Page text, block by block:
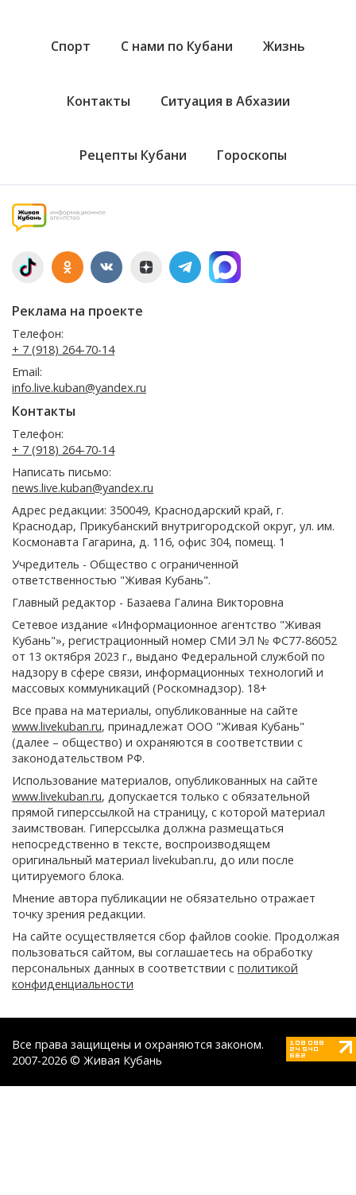
Спорт С нами по Кубани Жизнь
Контакты Ситуация в Абхазии
Рецепты Кубани Гороскопы
Реклама на проекте
Телефон:
+ 7 (918) 264-70-14
Email:
info.live.kuban@yandex.ru
Контакты
Телефон:
+ 7 (918) 264-70-14
Написать письмо:
news.live.kuban@yandex.ru
Адрес редакции: 350049, Краснодарский край, г.
Краснодар, Прикубанский внутригородской округ, ул. им.
Космонавта Гагарина, д. 116, офис 304, помещ. 1
Учредитель - Общество с ограниченной
ответственностью "Живая Кубань".
Главный редактор - Базаева Галина Викторовна
Сетевое издание «Информационное агентство "Живая
Кубань"», регистрационный номер СМИ ЭЛ № ФС77-86052
от 13 октября 2023 г., выдано Федеральной службой по
надзору в сфере связи, информационных технологий и
массовых коммуникаций (Роскомнадзор). 18+
Все права на материалы, опубликованные на сайте
www.livekuban.ru, принадлежат ООО "Живая Кубань"
(далее – общество) и охраняются в соответствии с
законодательством РФ.
Использование материалов, опубликованных на сайте
www.livekuban.ru, допускается только с обязательной
прямой гиперссылкой на страницу, с которой материал
заимствован. Гиперссылка должна размещаться
непосредственно в тексте, воспроизводящем
оригинальный материал livekuban.ru, до или после
цитируемого блока.
Мнение автора публикации не обязательно отражает
точку зрения редакции.
На сайте осуществляется сбор файлов cookie. Продолжая
пользоваться сайтом, вы соглашаетесь на обработку
персональных данных в соответствии с политикой
конфиденциальности
Все права защищены и охраняются законом.
2007-2026 © Живая Кубань